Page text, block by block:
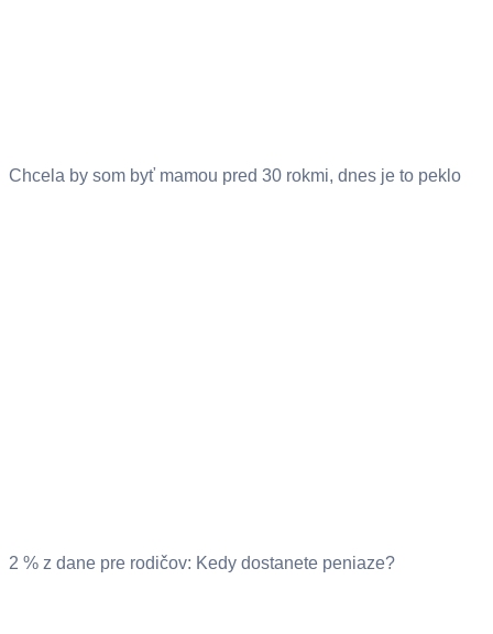
Chcela by som byť mamou pred 30 rokmi, dnes je to peklo
2 % z dane pre rodičov: Kedy dostanete peniaze?